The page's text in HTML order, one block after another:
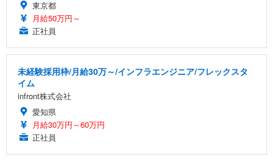
東京都
月給50万円～
正社員
未経験採用枠/月給30万～/インフラエンジニア/フレックスタ
イム
infront株式会社
愛知県
月給30万円～60万円
正社員